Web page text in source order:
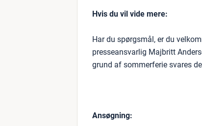
Hvis du vil vide mere:
Har du spørgsmål, er du
presseansvarlig Majbritt
grund af sommerferie svares
Ansøgning: